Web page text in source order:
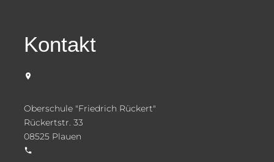
Kontakt
Oberschule "Friedrich Rückert"
Rückertstr. 33
08525 Plauen